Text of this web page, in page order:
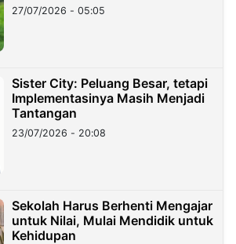
27/07/2026 - 05:05
Sister City: Peluang Besar, tetapi
Implementasinya Masih Menjadi
Tantangan
23/07/2026 - 20:08
Sekolah Harus Berhenti Mengajar
untuk Nilai, Mulai Mendidik untuk
Kehidupan